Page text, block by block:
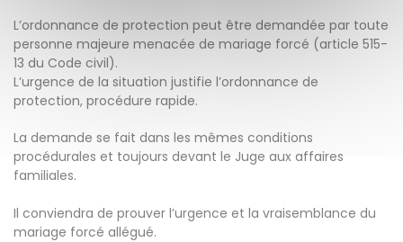
L’ordonnance de protection peut être demandée par toute
personne majeure menacée de mariage forcé (article 515-
13 du Code civil).
L’urgence de la situation justifie l’ordonnance de
protection, procédure rapide.
La demande se fait dans les mêmes conditions
procédurales et toujours devant le Juge aux affaires
familiales.
Il conviendra de prouver l’urgence et la vraisemblance du
mariage forcé allégué.